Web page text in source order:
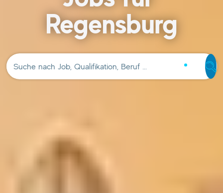
Regensburg
Suche nach Job, Qualifikation, Beruf …